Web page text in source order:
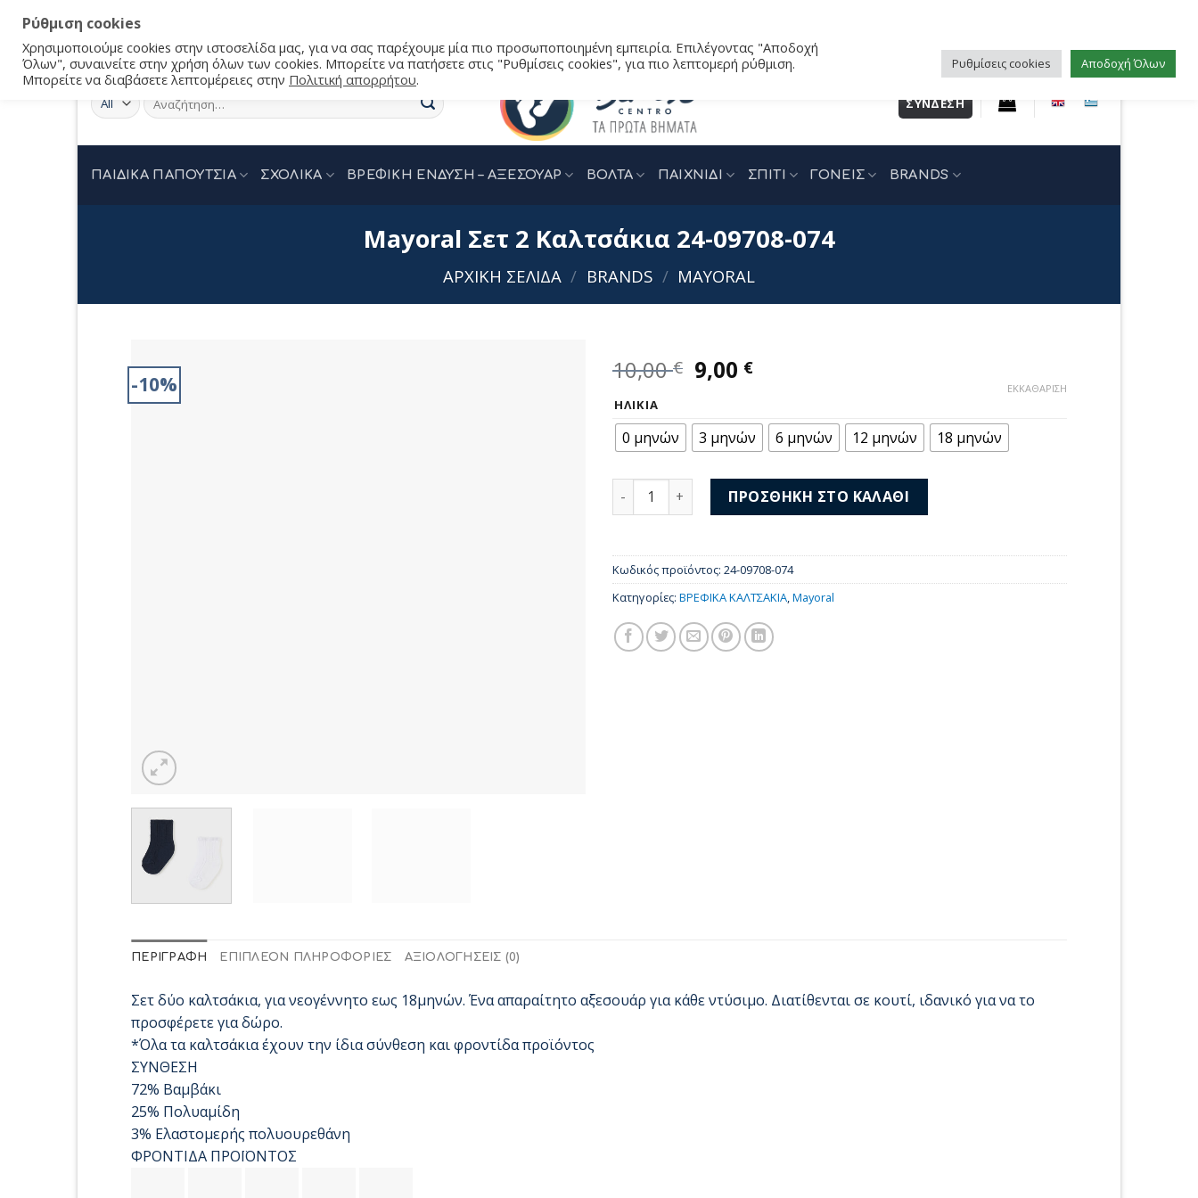
Αναζήτηση
για:
ΣΎΝΔΕΣΗ
ΠΑΙΔΙΚΑ ΠΑΠΟΥΤΣΙΑ ΣΧΟΛΙΚΑ ΒΡΕΦΙΚΗ ΕΝΔΥΣΗ – ΑΞΕΣΟΥΑΡ ΒΟΛΤΑ ΠΑΙΧΝΙΔΙ ΣΠΙΤΙ ΓΟΝΕΙΣ BRANDS
Mayoral Σετ 2 Καλτσάκια 24-09708-074
ΑΡΧΙΚΉ ΣΕΛΊΔΑ / BRANDS / MAYORAL
-10% 10,00€ Original
price
10,00 €.
9,00 €Η
είναι:
9,00 €.
ΗΛΙΚΊΑ
0 μηνών 3 μηνών 6 μηνών 12 μηνών 18 μηνών
ΕΚΚΑΘΆΡΙΣΗ
Mayoral Σετ 2 Καλτσάκια 24-09708-074 ποσότητα
ΠΡΟΣΘΉΚΗ ΣΤΟ ΚΑΛΆΘΙ
Κωδικός προϊόντος: 24-09708-074
Κατηγορίες: ΒΡΕΦΙΚΑ ΚΑΛΤΣΑΚΙΑ,Mayoral
ΠΕΡΙΓΡΑΦΉ ΕΠΙΠΛΈΟΝ ΠΛΗΡΟΦΟΡΊΕΣ ΑΞΙΟΛΟΓΉΣΕΙΣ (0)
Σετ δύο καλτσάκια, για νεογέννητο εως 18μηνών. Ένα απαραίτητο αξεσουάρ για κάθε ντύσιμο. Διατίθενται σε κουτί, ιδανικό για να το
προσφέρετε για δώρο.
*Όλα τα καλτσάκια έχουν την ίδια σύνθεση και φροντίδα προϊόντος
ΣΥΝΘΕΣΗ
72% Βαμβάκι
25% Πολυαμίδη
3% Ελαστομερής πολυουρεθάνη
ΦΡΟΝΤΙΔΑ ΠΡΟΪΟΝΤΟΣ
Ρύθμιση cookies
Χρησιμοποιούμε cookies στην ιστοσελίδα μας, για να σας παρέχουμε μία πιο προσωποποιημένη εμπειρία. Επιλέγοντας "Αποδοχή
Όλων", συναινείτε στην χρήση όλων των cookies. Μπορείτε να πατήσετε στις "Ρυθμίσεις cookies", για πιο λεπτομερή ρύθμιση.
Μπορείτε να διαβάσετε λεπτομέρειες στην Πολιτική απορρήτου.
Ρυθμίσεις cookies Αποδοχή Όλων